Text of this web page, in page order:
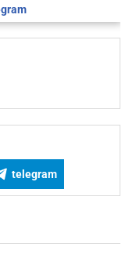
telegram